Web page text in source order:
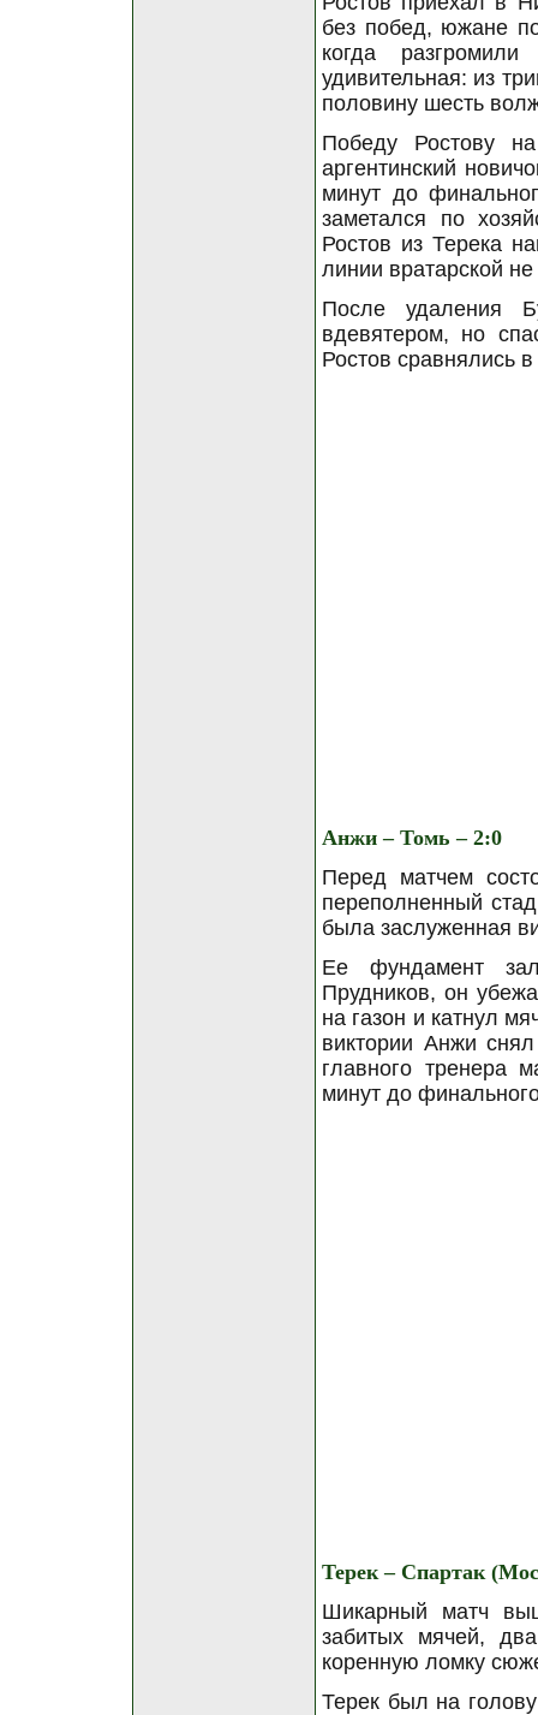
без побед, южане
когда
удивительная: из
половину шесть
Победу Ростову
аргентинский
минут до
заметался по
Ростов из Терека
линии вратарской
После удаления
вдевятером, но
Ростов сравнялись
Анжи – Томь – 2:0
Перед матчем
переполненный
была заслуженная
Ее фундамент
Прудников, он
на газон и катнул
виктории Анжи
главного тренера
минут до
Терек – Спартак
Шикарный матч
забитых мячей,
коренную ломку
Терек был на